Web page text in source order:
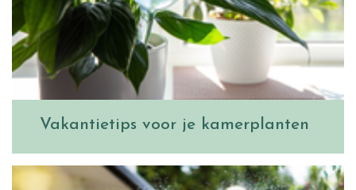
Vakantietips voor je kamerplanten